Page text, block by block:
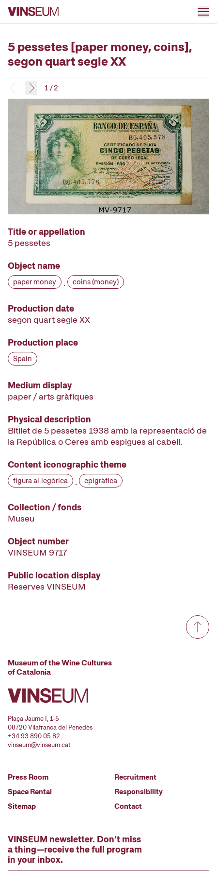
Go to content
5 pessetes [paper money, coins],
segon quart segle XX
1/2
Title or appellation
5 pessetes
Object name
paper money · coins (money)
Production date
segon quart segle XX
Production place
Spain
Medium display
paper / arts gràfiques
Physical description
Bitllet de 5 pessetes 1938 amb la representació de
la República o Ceres amb espigues al cabell.
Content iconographic theme
figura al.legòrica · epigràfica
Collection / fonds
Museu
Object number
VINSEUM 9717
Public location display
Reserves VINSEUM
Museum of the Wine Cultures
of Catalonia
Plaça Jaume I, 1-5
08720 Vilafranca del Penedès
+34 93 890 05 82
vinseum@vinseum.cat
Press Room
Space Rental
Sitemap
Recruitment
Responsibility
Contact
VINSEUM newsletter. Don’t miss
a thing—receive the full program
in your inbox.